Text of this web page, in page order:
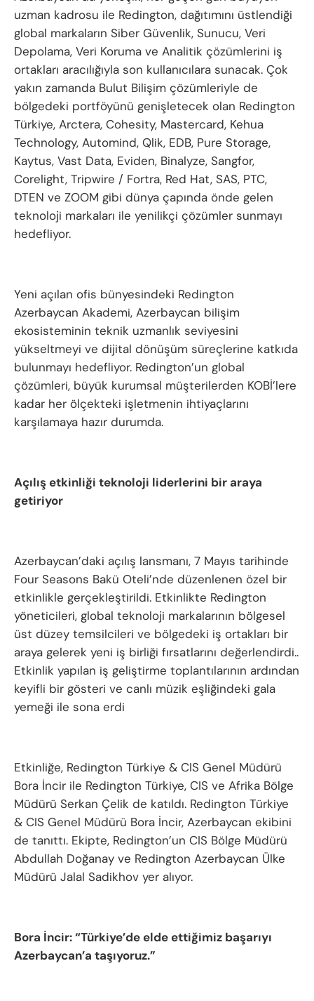
uzman kadrosu ile Redington, dağıtımını üstlendiği
global markaların Siber Güvenlik, Sunucu, Veri
Depolama, Veri Koruma ve Analitik çözümlerini iş
ortakları aracılığıyla son kullanıcılara sunacak. Çok
yakın zamanda Bulut Bilişim çözümleriyle de
bölgedeki portföyünü genişletecek olan Redington
Türkiye, Arctera, Cohesity, Mastercard, Kehua
Technology, Automind, Qlik, EDB, Pure Storage,
Kaytus, Vast Data, Eviden, Binalyze, Sangfor,
Corelight, Tripwire / Fortra, Red Hat, SAS, PTC,
DTEN ve ZOOM gibi dünya çapında önde gelen
teknoloji markaları ile yenilikçi çözümler sunmayı
hedefliyor.
Yeni açılan ofis bünyesindeki Redington
Azerbaycan Akademi, Azerbaycan bilişim
ekosisteminin teknik uzmanlık seviyesini
yükseltmeyi ve dijital dönüşüm süreçlerine katkıda
bulunmayı hedefliyor. Redington’un global
çözümleri, büyük kurumsal müşterilerden KOBİ’lere
kadar her ölçekteki işletmenin ihtiyaçlarını
karşılamaya hazır durumda.
Açılış etkinliği teknoloji liderlerini bir araya
getiriyor
Azerbaycan’daki açılış lansmanı, 7 Mayıs tarihinde
Four Seasons Bakü Oteli’nde düzenlenen özel bir
etkinlikle gerçekleştirildi. Etkinlikte Redington
yöneticileri, global teknoloji markalarının bölgesel
üst düzey temsilcileri ve bölgedeki iş ortakları bir
araya gelerek yeni iş birliği fırsatlarını değerlendirdi..
Etkinlik yapılan iş geliştirme toplantılarının ardından
keyifli bir gösteri ve canlı müzik eşliğindeki gala
yemeği ile sona erdi
Etkinliğe, Redington Türkiye & CIS Genel Müdürü
Bora İncir ile Redington Türkiye, CIS ve Afrika Bölge
Müdürü Serkan Çelik de katıldı. Redington Türkiye
& CIS Genel Müdürü Bora İncir, Azerbaycan ekibini
de tanıttı. Ekipte, Redington’un CIS Bölge Müdürü
Abdullah Doğanay ve Redington Azerbaycan Ülke
Müdürü Jalal Sadikhov yer alıyor.
Bora İncir: “Türkiye’de elde ettiğimiz başarıyı
Azerbaycan’a taşıyoruz.”